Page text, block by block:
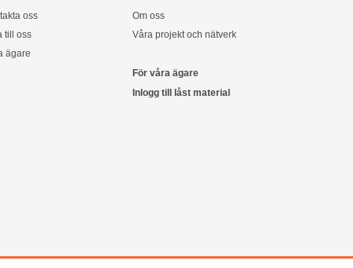
oss
till oss
ägare
Om oss
Våra projekt och nätverk
För våra ägare
Inlogg till låst material